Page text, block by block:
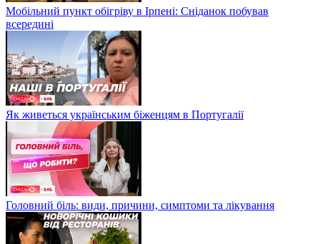
Мобільний пункт обігріву в Ірпені: Сніданок побував
всередині
Як живеться українським біженцям в Португалії
Головний біль: види, причини, симптоми та лікування